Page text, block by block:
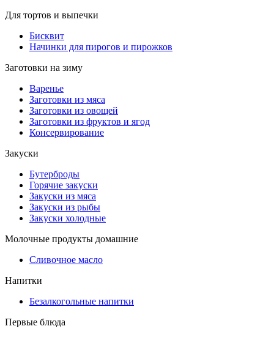
Для тортов и выпечки
Бисквит
Начинки для пирогов и пирожков
Заготовки на зиму
Варенье
Заготовки из мяса
Заготовки из овощей
Заготовки из фруктов и ягод
Консервирование
Закуски
Бутерброды
Горячие закуски
Закуски из мяса
Закуски из рыбы
Закуски холодные
Молочные продукты домашние
Сливочное масло
Напитки
Безалкогольные напитки
Первые блюда